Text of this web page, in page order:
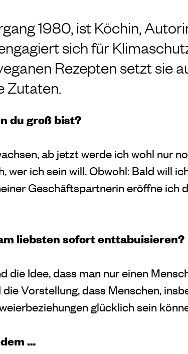
1980, ist Köchin,
sich für
Rezepten setzt sie
Zutaten.
du groß bist?
ab jetzt werde ich wohl nur
wer ich sein will. Obwohl: Bald will
Geschäftspartnerin eröffne ich
liebsten sofort enttabuisieren?
die Idee, dass man nur einen
Vorstellung, dass Menschen,
glücklich sein
…